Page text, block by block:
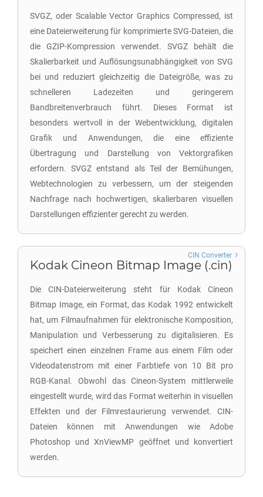
SVGZ, oder Scalable Vector Graphics Compressed, ist
eine Dateierweiterung für komprimierte SVG-Dateien, die
die GZIP-Kompression verwendet. SVGZ behält die
Skalierbarkeit und Auflösungsunabhängigkeit von SVG
bei und reduziert gleichzeitig die Dateigröße, was zu
schnelleren Ladezeiten und geringerem
Bandbreitenverbrauch führt. Dieses Format ist
besonders wertvoll in der Webentwicklung, digitalen
Grafik und Anwendungen, die eine effiziente
Übertragung und Darstellung von Vektorgrafiken
erfordern. SVGZ entstand als Teil der Bemühungen,
Webtechnologien zu verbessern, um der steigenden
Nachfrage nach hochwertigen, skalierbaren visuellen
Darstellungen effizienter gerecht zu werden.
Kodak Cineon Bitmap Image (.cin)
Die CIN-Dateierweiterung steht für Kodak Cineon
Bitmap Image, ein Format, das Kodak 1992 entwickelt
hat, um Filmaufnahmen für elektronische Komposition,
Manipulation und Verbesserung zu digitalisieren. Es
speichert einen einzelnen Frame aus einem Film oder
Videodatenstrom mit einer Farbtiefe von 10 Bit pro
RGB-Kanal. Obwohl das Cineon-System mittlerweile
eingestellt wurde, wird das Format weiterhin in visuellen
Effekten und der Filmrestaurierung verwendet. CIN-
Dateien können mit Anwendungen wie Adobe
Photoshop und XnViewMP geöffnet und konvertiert
werden.
CIN Converter